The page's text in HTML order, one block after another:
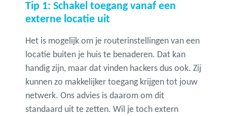
Tip 1: Schakel toegang vanaf een
externe locatie uit
Het is mogelijk om je routerinstellingen van een
locatie buiten je huis te benaderen. Dat kan
handig zijn, maar dat vinden hackers dus ook. Zij
kunnen zo makkelijker toegang krijgen tot jouw
netwerk. Ons advies is daarom om dit
standaard uit te zetten. Wil je toch extern